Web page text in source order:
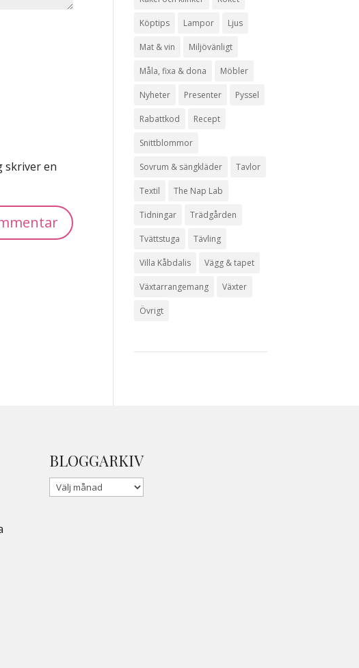
skriver en
Köptips Lampor Ljus
Mat & vin Miljövänligt
Måla, fixa & dona Möbler
Nyheter Presenter Pyssel
Rabattkod Recept
Snittblommor
Sovrum & sängkläder Tavlor
Textil The Nap Lab
Tidningar Trädgården
Tvättstuga Tävling
Villa Kåbdalis Vägg & tapet
Växtarrangemang Växter
Övrigt
BLOGGARKIV